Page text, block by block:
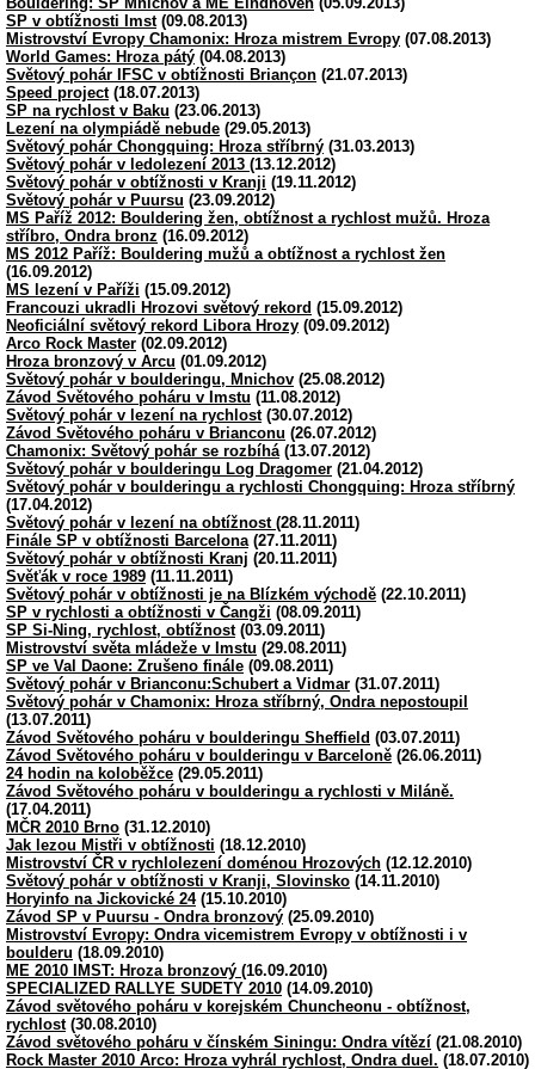
SP v obtížnosti Imst(09.08.2013)
Mistrovství Evropy Chamonix: Hroza mistrem Evropy (07.08.2013)
World Games: Hroza pátý (04.08.2013)
Světový pohár IFSC v obtížnosti Briançon (21.07.2013)
Speed project(18.07.2013)
SP na rychlost v Baku (23.06.2013)
Lezení na olympiádě nebude (29.05.2013)
Světový pohár Chongquing: Hroza stříbrný (31.03.2013)
Světový pohár v ledolezení 2013 (13.12.2012)
Světový pohár v obtížnosti v Kranji (19.11.2012)
Světový pohár v Puursu (23.09.2012)
MS Paříž 2012: Bouldering žen, obtížnost a rychlost mužů. Hroza
stříbro, Ondra bronz (16.09.2012)
MS 2012 Paříž: Bouldering mužů a obtížnost a rychlost žen
(16.09.2012)
MS lezení v Paříži (15.09.2012)
Francouzi ukradli Hrozovi světový rekord (15.09.2012)
Neoficiální světový rekord Libora Hrozy (09.09.2012)
Arco Rock Master (02.09.2012)
Hroza bronzový v Arcu (01.09.2012)
Světový pohár v boulderingu, Mnichov (25.08.2012)
Závod Světového poháru v Imstu (11.08.2012)
Světový pohár v lezení na rychlost(30.07.2012)
Závod Světového poháru v Brianconu (26.07.2012)
Chamonix: Světový pohár se rozbíhá (13.07.2012)
Světový pohár v boulderingu Log Dragomer (21.04.2012)
Světový pohár v boulderingu a rychlosti Chongquing: Hroza stříbrný
(17.04.2012)
Světový pohár v lezení na obtížnost (28.11.2011)
Finále SP v obtížnosti Barcelona (27.11.2011)
Světový pohár v obtížnosti Kranj (20.11.2011)
Svěťák v roce 1989 (11.11.2011)
Světový pohár v obtížnosti je na Blízkém východě (22.10.2011)
SP v rychlosti a obtížnosti v Čangži (08.09.2011)
SP Si-Ning, rychlost, obtížnost(03.09.2011)
Mistrovství světa mládeže v Imstu (29.08.2011)
SP ve Val Daone: Zrušeno finále (09.08.2011)
Světový pohár v Brianconu:Schubert a Vidmar (31.07.2011)
Světový pohár v Chamonix: Hroza stříbrný, Ondra nepostoupil
(13.07.2011)
Závod Světového poháru v boulderingu Sheffield (03.07.2011)
Závod Světového poháru v boulderingu v Barceloně (26.06.2011)
24 hodin na koloběžce (29.05.2011)
Závod Světového poháru v boulderingu a rychlosti v Miláně.
(17.04.2011)
MČR 2010 Brno (31.12.2010)
Jak lezou Mistři v obtížnosti (18.12.2010)
Mistrovství ČR v rychlolezení doménou Hrozových (12.12.2010)
Světový pohár v obtížnosti v Kranji, Slovinsko (14.11.2010)
Horyinfo na Jickovické 24(15.10.2010)
Závod SP v Puursu - Ondra bronzový (25.09.2010)
Mistrovství Evropy: Ondra vicemistrem Evropy v obtížnosti i v
boulderu (18.09.2010)
ME 2010 IMST: Hroza bronzový (16.09.2010)
SPECIALIZED RALLYE SUDETY 2010 (14.09.2010)
Závod světového poháru v korejském Chuncheonu - obtížnost,
rychlost(30.08.2010)
Závod světového poháru v čínském Siningu: Ondra vítězí (21.08.2010)
Rock Master 2010 Arco: Hroza vyhrál rychlost, Ondra duel. (18.07.2010)